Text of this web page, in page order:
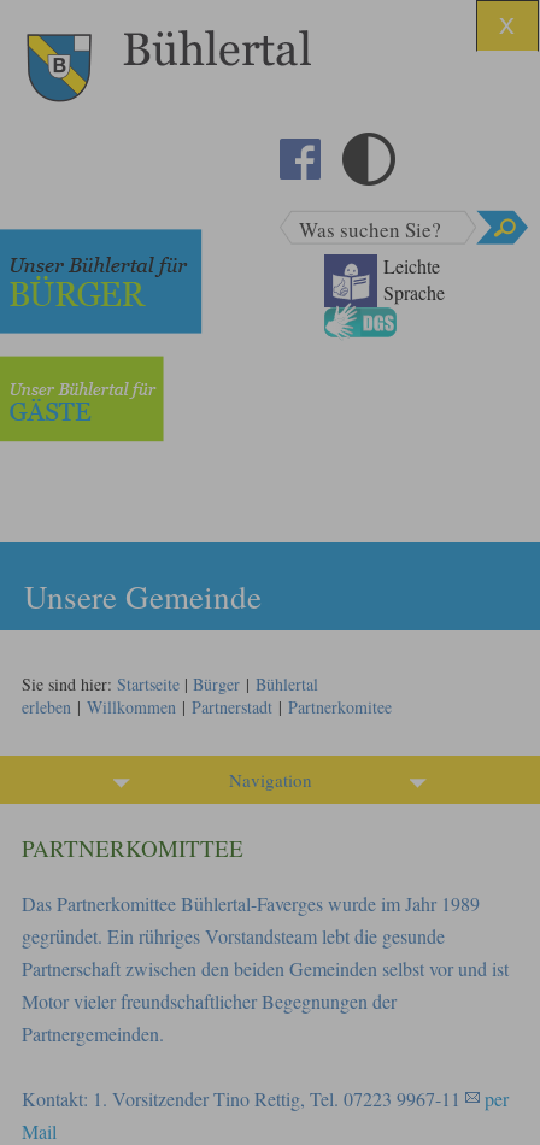
Leichte
Sprache
Was suchen Sie?
Unsere Gemeinde
Sie sind hier: Startseite | Bürger| Bühlertal
erleben| Willkommen| Partnerstadt| Partnerkomitee
Navigation
PARTNERKOMITTEE
Das Partnerkomittee Bühlertal-Faverges wurde im Jahr 1989
gegründet. Ein rühriges Vorstandsteam lebt die gesunde
Partnerschaft zwischen den beiden Gemeinden selbst vor und ist
Motor vieler freundschaftlicher Begegnungen der
Partnergemeinden.
Kontakt: 1. Vorsitzender Tino Rettig, Tel. 07223 9967-11
per
Mail